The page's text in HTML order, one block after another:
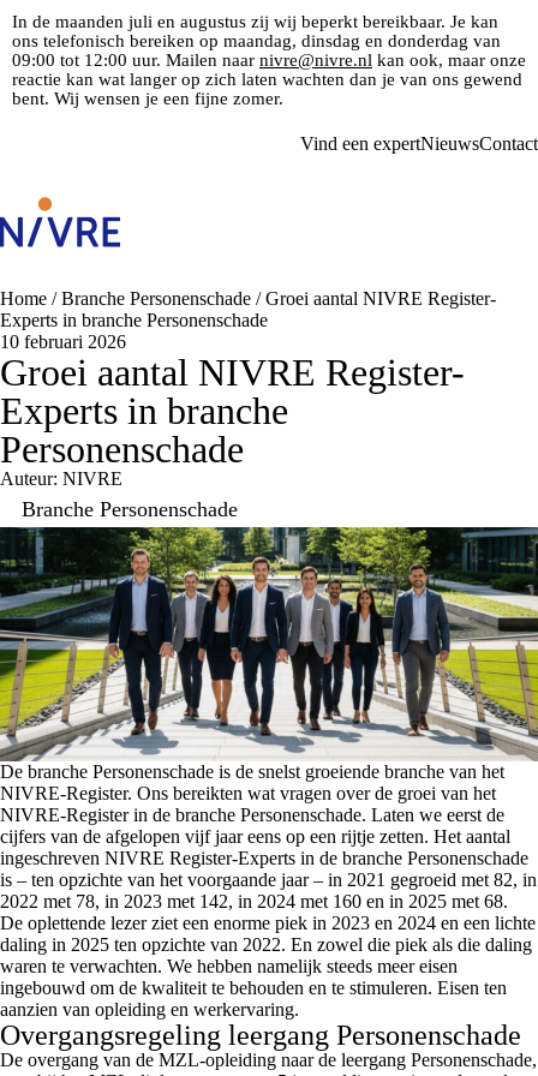
In de maanden juli en augustus zij wij beperkt bereikbaar. Je kan
ons telefonisch bereiken op maandag, dinsdag en donderdag van
09:00 tot 12:00 uur. Mailen naar nivre@nivre.nl kan ook, maar onze
reactie kan wat langer op zich laten wachten dan je van ons gewend
bent. Wij wensen je een fijne zomer.
Vind een expertNieuwsContact
Home /Branche Personenschade /Groei aantal NIVRE Register-
Experts in branche Personenschade
10 februari 2026
Groei aantal NIVRE Register-
Experts in branche
Personenschade
Auteur: NIVRE
Branche Personenschade
De branche Personenschade is de snelst groeiende branche van het
NIVRE-Register. Ons bereikten wat vragen over de groei van het
NIVRE-Register in de branche Personenschade. Laten we eerst de
cijfers van de afgelopen vijf jaar eens op een rijtje zetten. Het aantal
ingeschreven NIVRE Register-Experts in de branche Personenschade
is – ten opzichte van het voorgaande jaar – in 2021 gegroeid met 82, in
2022 met 78, in 2023 met 142, in 2024 met 160 en in 2025 met 68.
De oplettende lezer ziet een enorme piek in 2023 en 2024 en een lichte
daling in 2025 ten opzichte van 2022. En zowel die piek als die daling
waren te verwachten. We hebben namelijk steeds meer eisen
ingebouwd om de kwaliteit te behouden en te stimuleren. Eisen ten
aanzien van opleiding en werkervaring.
Overgangsregeling leergang Personenschade
De overgang van de MZL-opleiding naar de leergang Personenschade,